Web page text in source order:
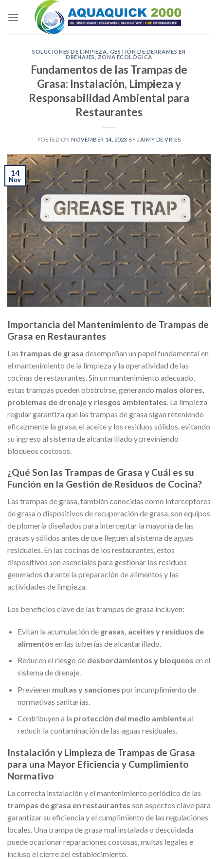
SOLUCIONES DE LIMPIEZA GESTIÓN DE DERRAMES EN
DRENAJES
ZONA ECOLÓGICA
Fundamentos de las Trampas de
Grasa: Instalación, Limpieza y
Responsabilidad Ambiental para
Restaurantes
POSTED ON NOVEMBER 14, 2023 BY JAIMY DE VRIES
14
Nov
Importancia del Mantenimiento de Trampas de
Grasa en Restaurantes
Las trampas de grasa desempeñan un papel fundamental en
el mantenimiento de la limpieza y la operatividad de las
cocinas de restaurantes. Sin un mantenimiento adecuado,
estas trampas pueden obstruirse, generando malos olores,
problemas de drenaje y riesgos ambientales . La limpieza
regular garantiza que las trampas de grasa sigan reteniendo
eficazmente la grasa, el aceite y los residuos sólidos, evitando
su ingreso al sistema de alcantarillado y previniendo
bloqueos costosos.
¿Qué Son las Trampas de Grasa y Cuál es su
Función en la Gestión de Residuos de Cocina?
Las trampas de grasa, también conocidas como interceptores
de grasa o dispositivos de recuperación de grasa, son equipos
de plomería diseñados para interceptar la mayoría de las
grasas y sólidos antes de que lleguen al sistema de aguas
residuales. En las cocinas de los restaurantes, estos
dispositivos son esenciales para gestionar los residuos
generados durante la preparación de alimentos y las
actividades de limpieza.
Los beneficios clave de las trampas de grasa incluyen:
Evitan la acumulación de grasas, aceites y residuos de
alimentos en las tuberías de alcantarillado.
Reducen el riesgo de desbordamientos y bloqueos en el
sistema de drenaje.
Previenen multas y sanciones por incumplimiento de
normativas sanitarias.
Contribuyen a la protección del medio ambienteal
reducir la contaminación de las aguas residuales.
Instalación y Limpieza de Trampas de Grasa
para una Mayor Eficiencia y Cumplimiento
Normativo
La correcta instalación y el mantenimiento periódico de las
trampas de grasa en restaurantes son aspectos clave para
garantizar su eficiencia y el cumplimiento de las regulaciones
locales. Una trampa de grasa mal instalada o descuidada
puede ocasionar reparaciones costosas, multas legales e
incluso el cierre del establecimiento.